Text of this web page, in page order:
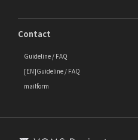
Contact
Guideline / FAQ
[EN]Guideline / FAQ
mailform